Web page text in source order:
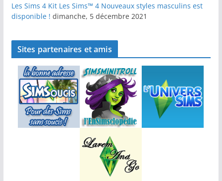
Les Sims 4 Kit Les Sims™ 4 Nouveaux styles masculins est
disponible ! dimanche, 5 décembre 2021
Sites partenaires et amis